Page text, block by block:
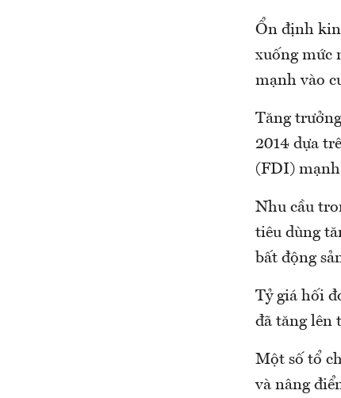
Ổn định
xuống mức
mạnh vào
Tăng
2014 dựa
(FDI)
Nhu cầu
tiêu dùng
bất động
Tỷ giá hối
đã tăng lên
Một số tổ
và nâng